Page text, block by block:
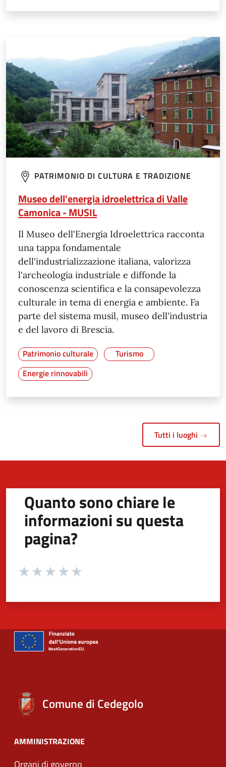
PATRIMONIO DI CULTURA E TRADIZIONE
Museo dell'energia idroelettrica di Valle
Camonica - MUSIL
Il Museo dell'Energia Idroelettrica racconta
una tappa fondamentale
dell'industrializzazione italiana, valorizza
l'archeologia industriale e diffonde la
conoscenza scientifica e la consapevolezza
culturale in tema di energia e ambiente. Fa
parte del sistema musil, museo dell'industria
e del lavoro di Brescia.
Patrimonio culturale
Turismo
Energie rinnovabili
Tutti i luoghi
Quanto sono chiare le
informazioni su questa
pagina?
Valuta da 1 a 5 stelle la pagina
Comune di Cedegolo
AMMINISTRAZIONE
Organi di governo